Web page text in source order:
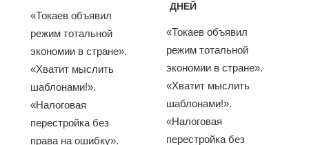
«Токаев объявил
режим тотальной
экономии в стране».
«Хватит мыслить
шаблонами!».
«Налоговая
перестройка без
права на ошибку».
ДНЕЙ
«Токаев объявил
режим тотальной
экономии в стране».
«Хватит мыслить
шаблонами!».
«Налоговая
перестройка без